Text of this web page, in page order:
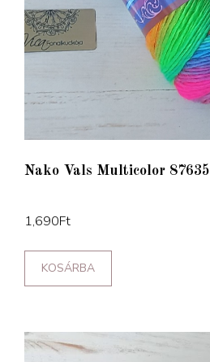
Nako Vals Multicolor 87635
1,690Ft
KOSÁRBA